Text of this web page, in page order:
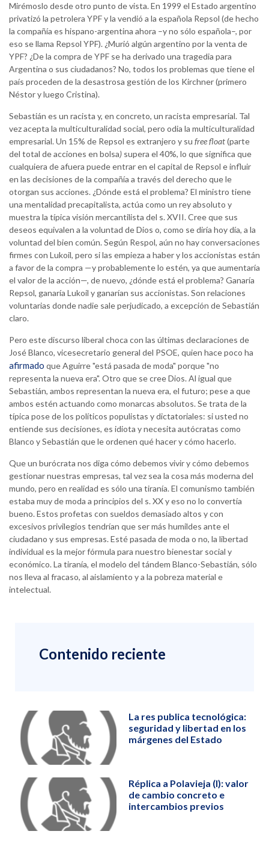
Mirémoslo desde otro punto de vista. En 1999 el Estado argentino
privatizó la petrolera YPF y la vendió a la española Repsol (de hecho
la compañía es hispano-argentina ahora –y no sólo española–, por
eso se llama Repsol YPF). ¿Murió algún argentino por la venta de
YPF? ¿De la compra de YPF se ha derivado una tragedia para
Argentina o sus ciudadanos? No, todos los problemas que tiene el
país proceden de la desastrosa gestión de los Kirchner (primero
Néstor y luego Cristina).
Sebastián es un racista y, en concreto, un racista empresarial. Tal
vez acepta la multiculturalidad social, pero odia la multiculturalidad
empresarial. Un 15% de Repsol es extranjero y su free float(parte
del total de acciones en bolsa) supera el 40%, lo que significa que
cualquiera de afuera puede entrar en el capital de Repsol e influir
en las decisiones de la compañía a través del derecho que le
otorgan sus acciones. ¿Dónde está el problema? El ministro tiene
una mentalidad precapitalista, actúa como un rey absoluto y
muestra la típica visión mercantilista del s. XVII. Cree que sus
deseos equivalen a la voluntad de Dios o, como se diría hoy día, a la
voluntad del bien común. Según Respol, aún no hay conversaciones
firmes con Lukoil, pero si las empieza a haber y los accionistas están
a favor de la compra —y probablemente lo estén, ya que aumentaría
el valor de la acción—, de nuevo, ¿dónde está el problema? Ganaría
Repsol, ganaría Lukoil y ganarían sus accionistas. Son relaciones
voluntarias donde nadie sale perjudicado, a excepción de Sebastián
claro.
Pero este discurso liberal choca con las últimas declaraciones de
José Blanco, vicesecretario general del PSOE, quien hace poco ha
afirmado que Aguirre "está pasada de moda" porque "no
representa la nueva era". Otro que se cree Dios. Al igual que
Sebastián, ambos representan la nueva era, el futuro; pese a que
ambos estén actuando como monarcas absolutos. Se trata de la
típica pose de los políticos populistas y dictatoriales: si usted no
entiende sus decisiones, es idiota y necesita autócratas como
Blanco y Sebastián que le ordenen qué hacer y cómo hacerlo.
Que un burócrata nos diga cómo debemos vivir y cómo debemos
gestionar nuestras empresas, tal vez sea la cosa más moderna del
mundo, pero en realidad es sólo una tiranía. El comunismo también
estaba muy de moda a principios del s. XX y eso no lo convertía
bueno. Estos profetas con sueldos demasiado altos y con
excesivos privilegios tendrían que ser más humildes ante el
ciudadano y sus empresas. Esté pasada de moda o no, la libertad
individual es la mejor fórmula para nuestro bienestar social y
económico. La tiranía, el modelo del tándem Blanco-Sebastián, sólo
nos lleva al fracaso, al aislamiento y a la pobreza material e
intelectual.
Contenido reciente
La res publica tecnológica:
seguridad y libertad en los
márgenes del Estado
Réplica a Polavieja (I): valor
de cambio concreto e
intercambios previos